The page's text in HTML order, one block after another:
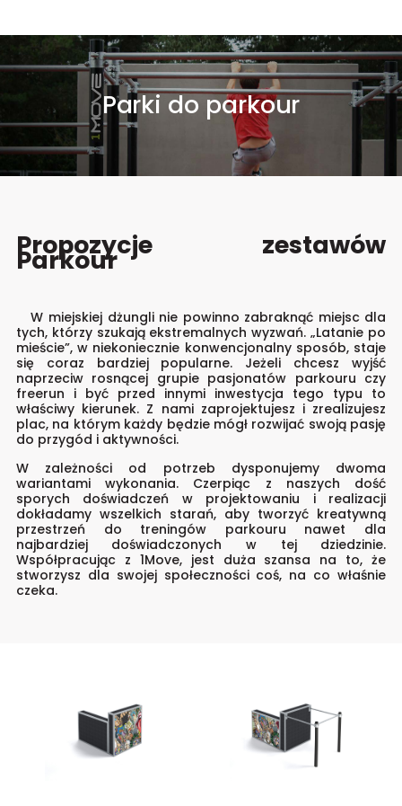
Parki do parkour
Propozycje zestawów
Parkour
W miejskiej dżungli nie powinno zabraknąć miejsc dla
tych, którzy szukają ekstremalnych wyzwań. „Latanie po
mieście”, w niekoniecznie konwencjonalny sposób, staje
się coraz bardziej popularne. Jeżeli chcesz wyjść
naprzeciw rosnącej grupie pasjonatów parkouru czy
freerun i być przed innymi inwestycja tego typu to
właściwy kierunek. Z nami zaprojektujesz i zrealizujesz
plac, na którym każdy będzie mógł rozwijać swoją pasję
do przygód i aktywności.
W zależności od potrzeb dysponujemy dwoma
wariantami wykonania. Czerpiąc z naszych dość
sporych doświadczeń w projektowaniu i realizacji
dokładamy wszelkich starań, aby tworzyć kreatywną
przestrzeń do treningów parkouru nawet dla
najbardziej doświadczonych w tej dziedzinie.
Współpracując z 1Move, jest duża szansa na to, że
stworzysz dla swojej społeczności coś, na co właśnie
czeka.